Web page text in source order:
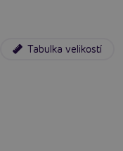
Tabulka velikostí